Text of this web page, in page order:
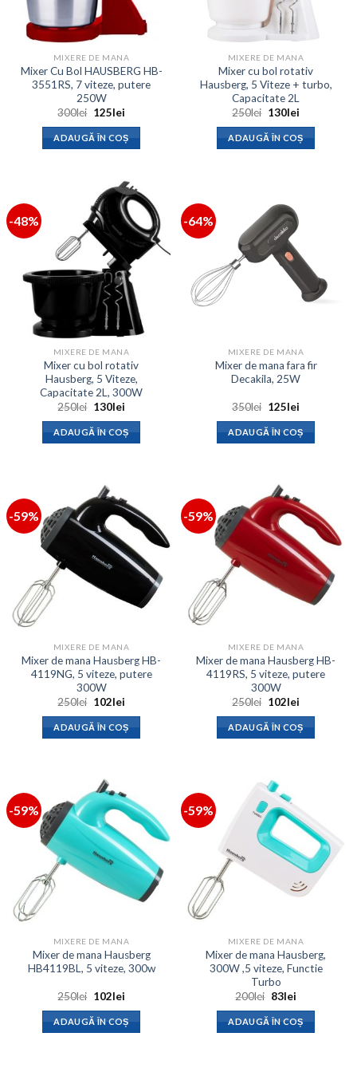
MIXERE DE MANA
Mixer Cu Bol HAUSBERG HB-
3551RS, 7 viteze, putere
250W
300lei Prețul
a
fost:
300lei.
125leiPrețul
este:
125lei.
ADAUGĂ ÎN COȘ
MIXERE DE MANA
Mixer cu bol rotativ
Hausberg, 5 Viteze + turbo,
Capacitate 2L
250lei Prețul
a
fost:
250lei.
130leiPrețul
este:
130lei.
ADAUGĂ ÎN COȘ
-48%
MIXERE DE MANA
Mixer cu bol rotativ
Hausberg, 5 Viteze,
Capacitate 2L, 300W
250lei Prețul
a
fost:
250lei.
130leiPrețul
este:
130lei.
ADAUGĂ ÎN COȘ
-64%
MIXERE DE MANA
Mixer de mana fara fir
Decakila, 25W
350lei Prețul
a
fost:
350lei.
125leiPrețul
este:
125lei.
ADAUGĂ ÎN COȘ
-59%
MIXERE DE MANA
Mixer de mana Hausberg HB-
4119NG, 5 viteze, putere
300W
250lei Prețul
a
fost:
250lei.
102leiPrețul
este:
102lei.
ADAUGĂ ÎN COȘ
-59%
MIXERE DE MANA
Mixer de mana Hausberg HB-
4119RS, 5 viteze, putere
300W
250lei Prețul
a
fost:
250lei.
102leiPrețul
este:
102lei.
ADAUGĂ ÎN COȘ
-59%
MIXERE DE MANA
Mixer de mana Hausberg
HB4119BL, 5 viteze, 300w
250lei Prețul
a
fost:
250lei.
102leiPrețul
este:
102lei.
ADAUGĂ ÎN COȘ
-59%
MIXERE DE MANA
Mixer de mana Hausberg,
300W ,5 viteze, Functie
Turbo
200lei Prețul
a
fost:
200lei.
83leiPrețul
este:
83lei.
ADAUGĂ ÎN COȘ